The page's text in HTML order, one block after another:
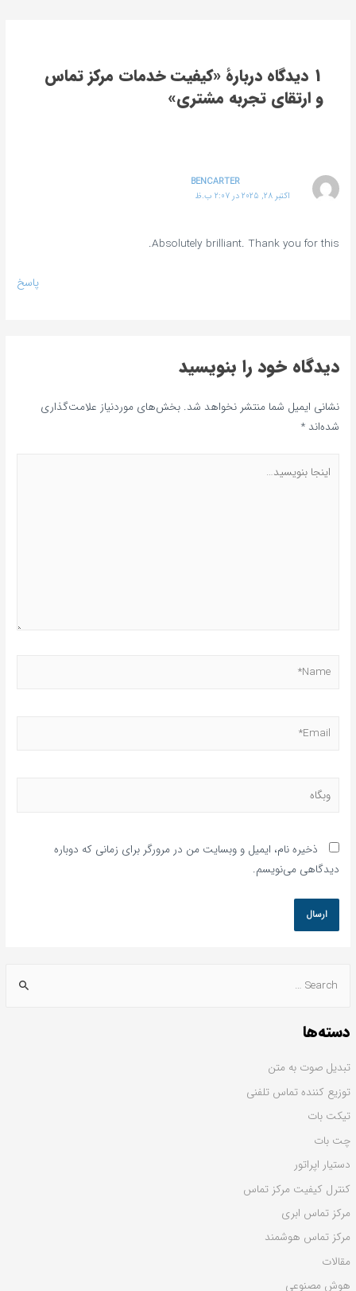
دسته‌ها
تبدیل صوت به متن
توزیع کننده تماس تلفنی
تیکت بات
چت بات
دستیار اپراتور
کنترل کیفیت مرکز تماس
مرکز تماس ابری
مرکز تماس هوشمند
مقالات
هوش مصنوعی
1 دیدگاه دربارهٔ «کیفیت خدمات مرکز تماس
و ارتقای تجربه مشتری»
BENCARTER
اکتبر 28, 2025 در 2:07 ب.ظ
Absolutely brilliant. Thank you for this.
پاسخ
دیدگاه‌ خود را بنویسید
نشانی ایمیل شما منتشر نخواهد شد. بخش‌های موردنیاز علامت‌گذاری
شده‌اند*
ذخیره نام، ایمیل و وبسایت من در مرورگر برای زمانی که دوباره
دیدگاهی می‌نویسم.